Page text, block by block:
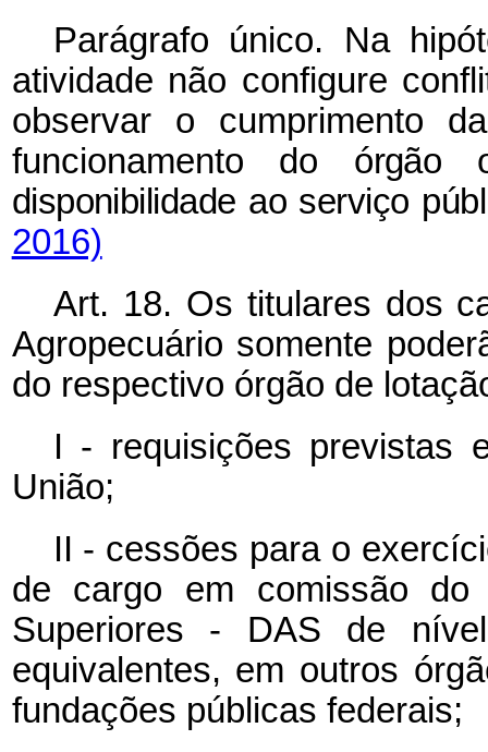
Parágrafo único. Na
atividade não configure
observar o cumprimento
funcionamento do órgão
disponibilidade ao serviço
2016)
Art. 18. Os titulares dos
Agropecuário somente
do respectivo órgão de
I - requisições previstas
União;
II - cessões para o
de cargo em comissão do
Superiores - DAS de
equivalentes, em outros
fundações públicas federais;